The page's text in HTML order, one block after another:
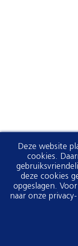
Deze website
cookies.
deze cookies
opgeslagen.
naar onze